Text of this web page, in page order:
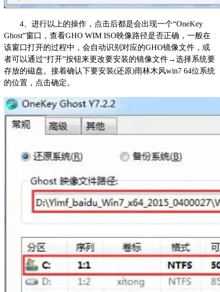
4、进行以上的操作，点击后都是会出现一个“OneKey
Ghost”窗口，查看GHO WIM ISO映像路径是否正确，一般在
该窗口打开的过程中，会自动识别对应的GHO镜像文件，或
者可以通过“打开”按钮来更改要安装的镜像文件→选择系统要
存放的磁盘。接着确认下要安装(还原)雨林木风win7 64位系统
的位置，点击确定。